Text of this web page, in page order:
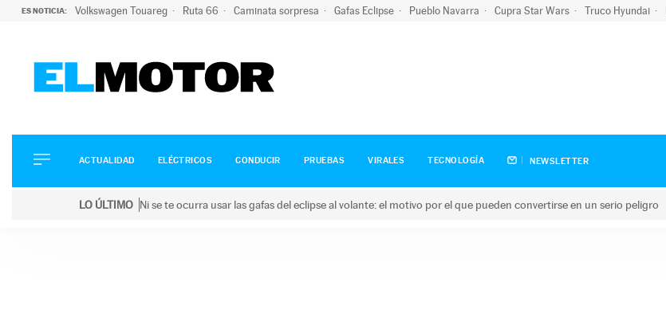
ES NOTICIA: Volkswagen Touareg Ruta 66 Caminata sorpresa Gafas Eclipse Pueblo Navarra Cupra Star Wars Truco Hyundai
ELÉCTRICOS
CONDUCIR
ACTUALIDAD ELÉCTRICOS CONDUCIR PRUEBAS VIRALES TECNOLOGÍA NEWSLETTER
LO ÚLTIMO Ni se te ocurra usar las gafas del eclipse al volante: el motivo por el que pueden convertirse en un serio peligro